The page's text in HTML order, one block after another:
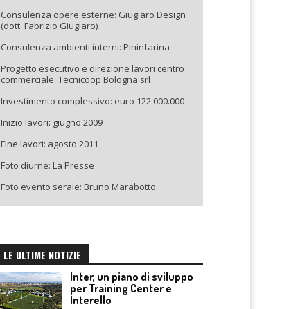
Consulenza opere esterne: Giugiaro Design
(dott. Fabrizio Giugiaro)
Consulenza ambienti interni: Pininfarina
Progetto esecutivo e direzione lavori centro
commerciale: Tecnicoop Bologna srl
Investimento complessivo: euro 122.000.000
Inizio lavori: giugno 2009
Fine lavori: agosto 2011
Foto diurne: La Presse
Foto evento serale: Bruno Marabotto
LE ULTIME NOTIZIE
Inter, un piano di sviluppo
per Training Center e
Interello